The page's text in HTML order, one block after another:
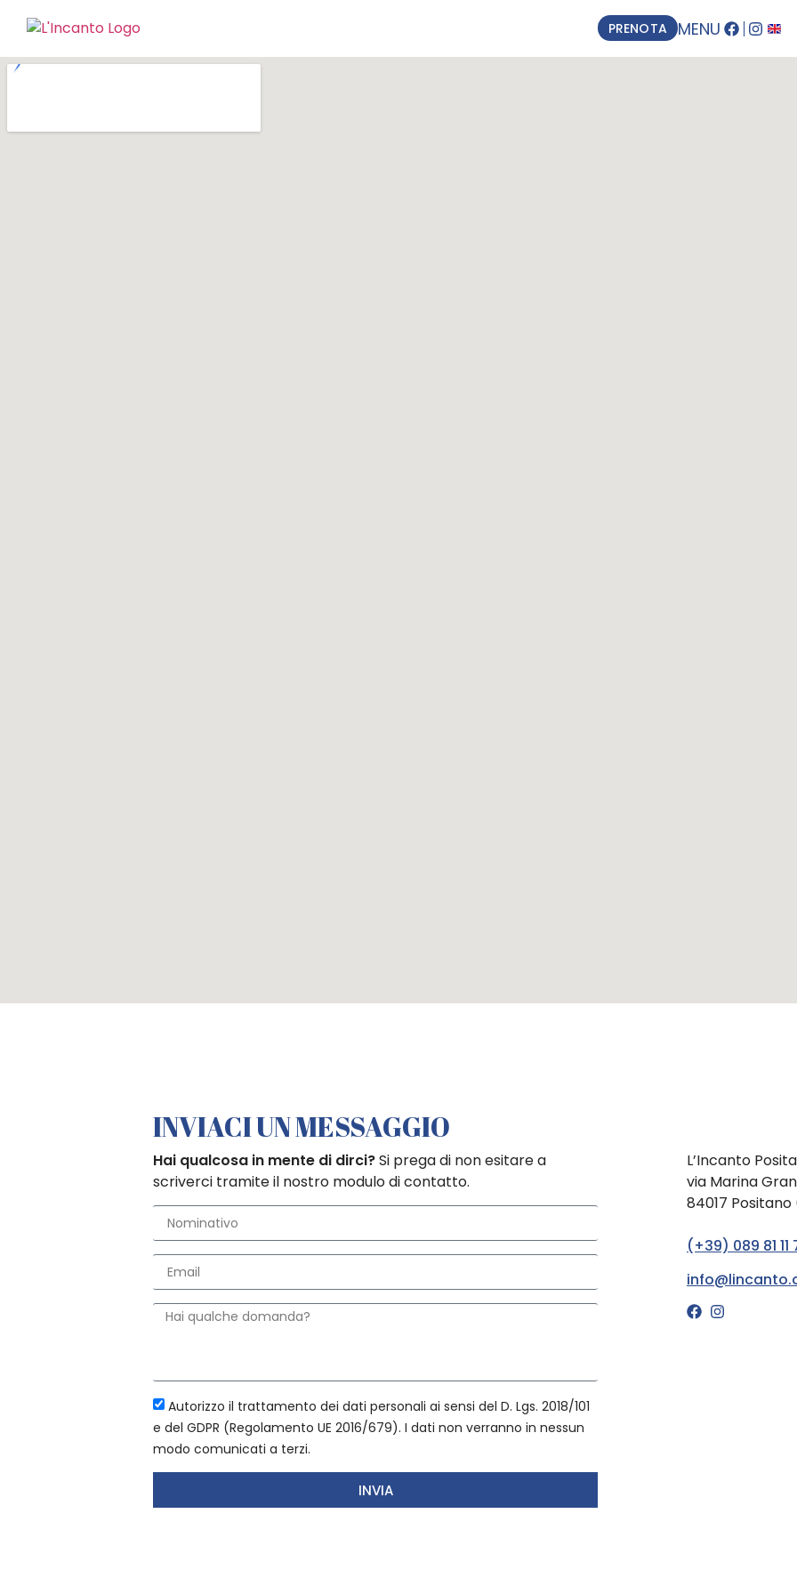
PRENOTA MENU
INVIACI UN MESSAGGIO
Hai qualcosa in mente di dirci?Si prega di non esitare a
scriverci tramite il nostro modulo di contatto.
Autorizzo il trattamento dei dati personali ai sensi del D. Lgs. 2018/101
e del GDPR (Regolamento UE 2016/679). I dati non verranno in nessun
modo comunicati a terzi.
INVIA
L’Incanto
via Marina
84017 Positano
(+39) 089 81 11